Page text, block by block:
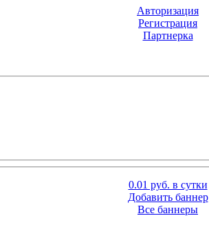
Авторизация
Регистрация
Партнерка
0.01 руб. в сутки
Добавить баннер
Все баннеры